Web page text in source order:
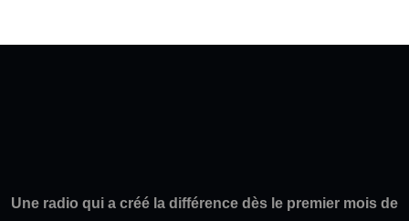
Une radio qui a créé la différence dès le premier mois de